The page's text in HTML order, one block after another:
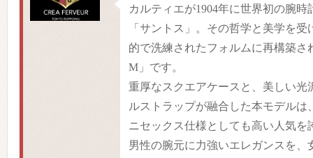
カルティエが1904年に世界初の腕
「サントス」。その哲学と美学を
的で洗練されたフォルムに再構築さ
M」です。
重厚なスクエアケースと、美しい光
ルストラップが融合した本モデルは
ニセックス仕様としても高い人気を
男性の腕元に力強いエレガンスを、